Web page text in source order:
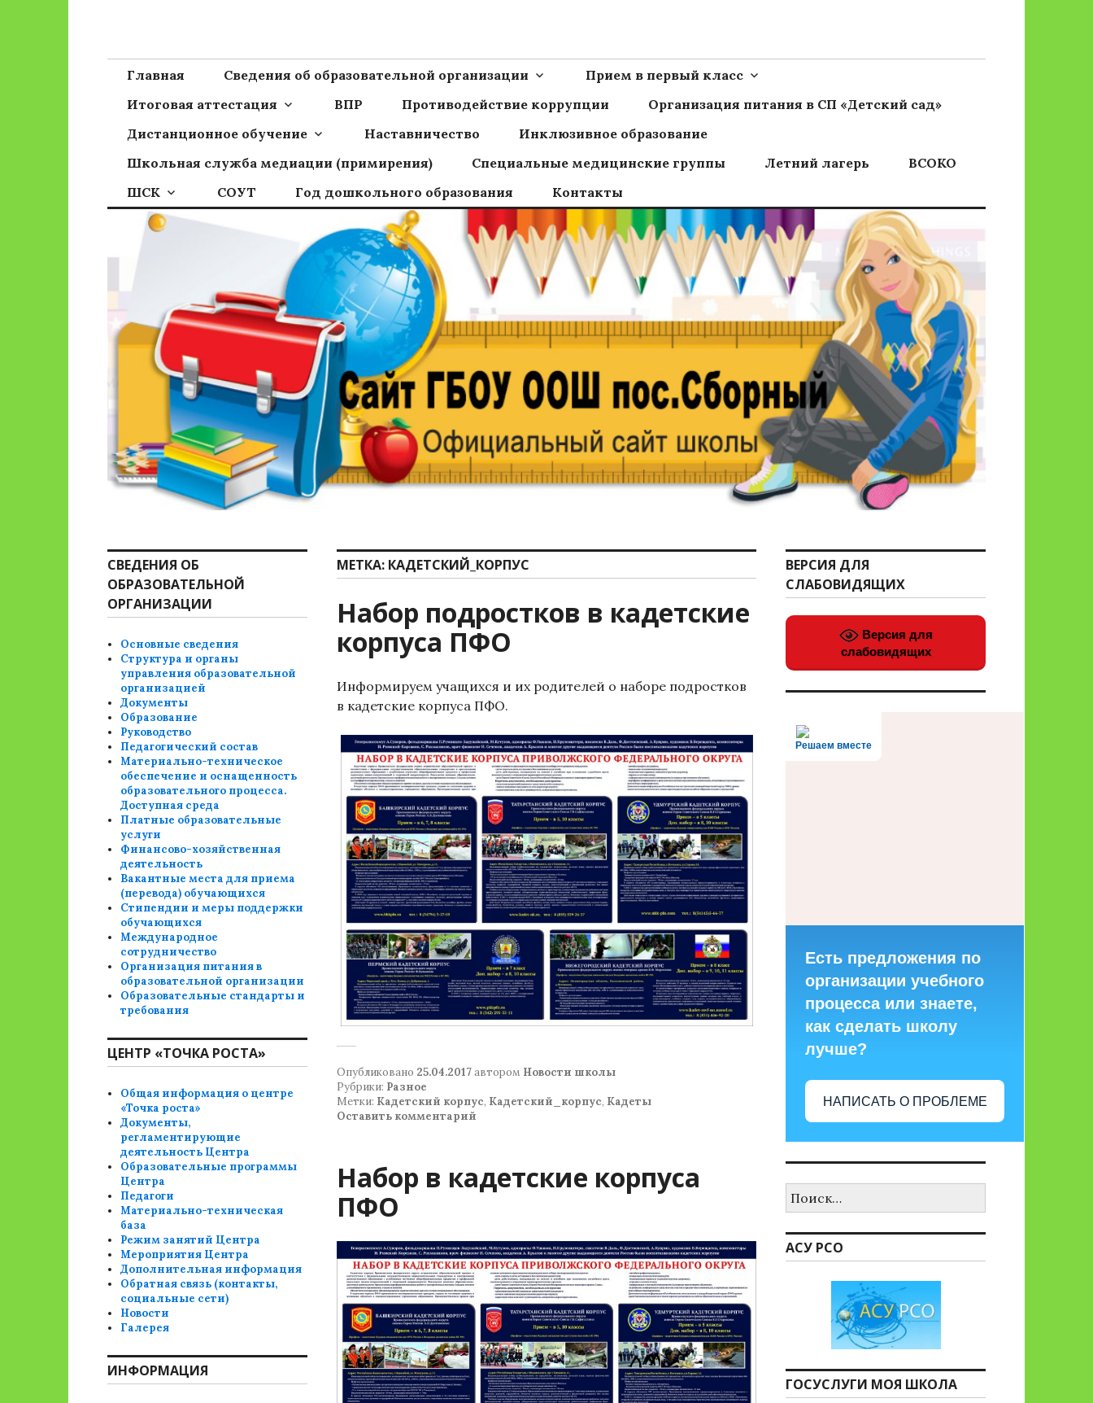
Сайт ГБОУ ООШ пос.Сборный
Главная Сведения об образовательной организации
Прием в первый класс
Итоговая аттестация
ВПР Противодействие коррупции
Организация питания в СП «Детский сад»
Дистанционное обучение
Наставничество
Инклюзивное образование
Школьная служба медиации (примирения)
Специальные медицинские группы Летний лагерь
ВСОКО
ШСК
СОУТ Год дошкольного образования Контакты
МЕТКА: КАДЕТСКИЙ_КОРПУС
Набор подростков в кадетские
корпуса ПФО
Информируем учащихся и их родителей о наборе подростков
в кадетские корпуса ПФО.
Опубликовано 25.04.2017автором Новости школы
Рубрики: Разное
Метки: Кадетский корпус, Кадетский_корпус, Кадеты
Оставить комментарий
Набор в кадетские корпуса
ПФО
СВЕДЕНИЯ ОБ
ОБРАЗОВАТЕЛЬНОЙ
ОРГАНИЗАЦИИ
Основные сведения
Структура и органы
управления образовательной
организацией
Документы
Образование
Руководство
Педагогический состав
Материально-техническое
обеспечение и оснащенность
образовательного процесса.
Доступная среда
Платные образовательные
услуги
Финансово-хозяйственная
деятельность
Вакантные места для приема
(перевода) обучающихся
Стипендии и меры поддержки
обучающихся
Международное
сотрудничество
Организация питания в
образовательной организации
Образовательные стандарты и
требования
ЦЕНТР «ТОЧКА РОСТА»
Общая информация о центре
«Точка роста»
Документы,
регламентирующие
деятельность Центра
Образовательные программы
Центра
Педагоги
Материально-техническая
база
Режим занятий Центра
Мероприятия Центра
Дополнительная информация
Обратная связь (контакты,
социальные сети)
Новости
Галерея
ИНФОРМАЦИЯ
ВЕРСИЯ ДЛЯ
СЛАБОВИДЯЩИХ
Версия для
слабовидящих
Решаем вместе
Есть предложения по
организации учебного
процесса или знаете,
как сделать школу
лучше?
НАПИСАТЬ О ПРОБЛЕМЕ
АСУ РСО
ГОСУСЛУГИ МОЯ ШКОЛА